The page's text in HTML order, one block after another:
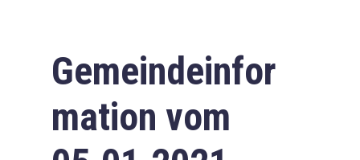
Gemeindeinfor
mation vom